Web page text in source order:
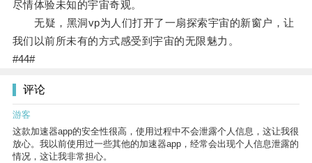
尽情体验未知的宇宙奇观。
无疑，黑洞vp为人们打开了一扇探索宇宙的新窗户，让
我们以前所未有的方式感受到宇宙的无限魅力。
#44#
评论
游客
这款加速器app的安全性很高，使用过程中不会泄露个人信息，这让我很
放心。我以前使用过一些其他的加速器app，经常会出现个人信息泄露的
情况，这让我非常担心。